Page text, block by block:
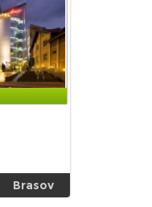
Brasov